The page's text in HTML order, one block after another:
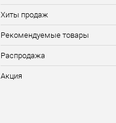
Хиты продаж
Рекомендуемые товары
Распродажа
Акция